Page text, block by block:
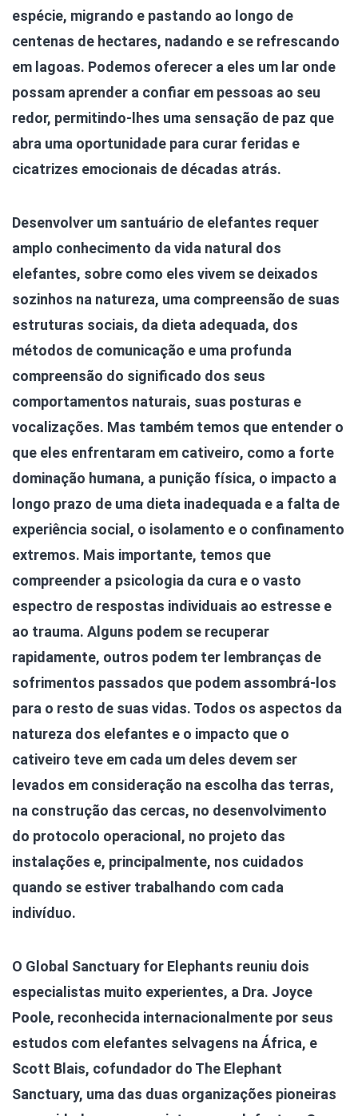
espécie, migrando e pastando ao longo de
centenas de hectares, nadando e se refrescando
em lagoas. Podemos oferecer a eles um lar onde
possam aprender a confiar em pessoas ao seu
redor, permitindo-lhes uma sensação de paz que
abra uma oportunidade para curar feridas e
cicatrizes emocionais de décadas atrás.
Desenvolver um santuário de elefantes requer
amplo conhecimento da vida natural dos
elefantes, sobre como eles vivem se deixados
sozinhos na natureza, uma compreensão de suas
estruturas sociais, da dieta adequada, dos
métodos de comunicação e uma profunda
compreensão do significado dos seus
comportamentos naturais, suas posturas e
vocalizações. Mas também temos que entender o
que eles enfrentaram em cativeiro, como a forte
dominação humana, a punição física, o impacto a
longo prazo de uma dieta inadequada e a falta de
experiência social, o isolamento e o confinamento
extremos. Mais importante, temos que
compreender a psicologia da cura e o vasto
espectro de respostas individuais ao estresse e
ao trauma. Alguns podem se recuperar
rapidamente, outros podem ter lembranças de
sofrimentos passados que podem assombrá-los
para o resto de suas vidas. Todos os aspectos da
natureza dos elefantes e o impacto que o
cativeiro teve em cada um deles devem ser
levados em consideração na escolha das terras,
na construção das cercas, no desenvolvimento
do protocolo operacional, no projeto das
instalações e, principalmente, nos cuidados
quando se estiver trabalhando com cada
indivíduo.
O Global Sanctuary for Elephants reuniu dois
especialistas muito experientes, a Dra. Joyce
Poole, reconhecida internacionalmente por seus
estudos com elefantes selvagens na África, e
Scott Blais, cofundador do The Elephant
Sanctuary, uma das duas organizações pioneiras